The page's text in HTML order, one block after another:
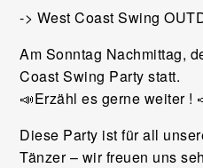
-> West Coast Swing
Am Sonntag Nachmittag,
Coast Swing Party statt.
📣Erzähl es gerne weiter !
Diese Party ist für all
Tänzer – wir freuen uns